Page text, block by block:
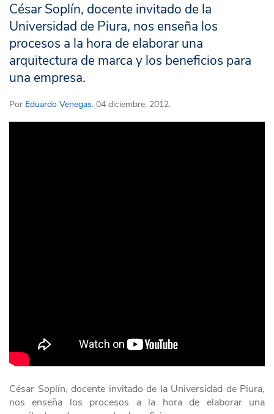
César Soplín, docente invitado de la
Universidad de Piura, nos enseña los
procesos a la hora de elaborar una
arquitectura de marca y los beneficios para
una empresa.
Por Eduardo Venegas. 04 diciembre, 2012.
César Soplín, docente invitado de la Universidad de Piura,
nos enseña los procesos a la hora de elaborar una